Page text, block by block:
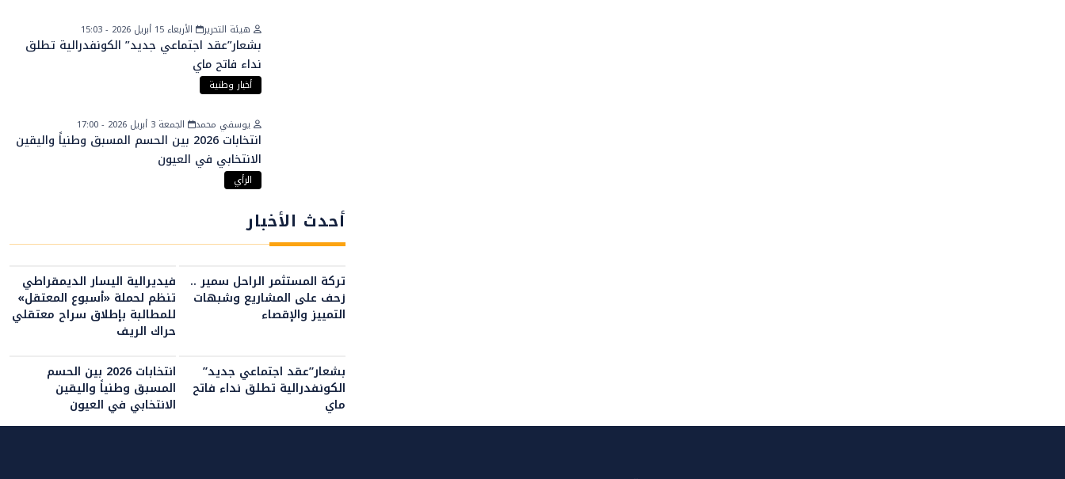
هيئة التحرير الأربعاء 15 أبريل 2026 - 15:03
بشعار”عقد اجتماعي جديد” الكونفدرالية تطلق
نداء فاتح ماي
أخبار وطنية
يوسفي محمد الجمعة 3 أبريل 2026 - 17:00
انتخابات 2026 بين الحسم المسبق وطنياً واليقين
الانتخابي في العيون
الرأي
أحدث الأخبار
تركة المستثمر الراحل سمير ..
زحف على المشاريع وشبهات
التمييز والإقصاء
فيديرالية اليسار الديمقراطي
تنظم لحملة «أسبوع المعتقل»
للمطالبة بإطلاق سراح معتقلي
حراك الريف
بشعار”عقد اجتماعي جديد”
الكونفدرالية تطلق نداء فاتح
ماي
انتخابات 2026 بين الحسم
المسبق وطنياً واليقين
الانتخابي في العيون